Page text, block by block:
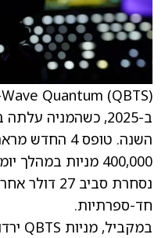
Quantum (QBTS)
ב-2025, כשהמניה
השנה. טופס 4 החדש מראה שסמנכ"ל הכספים
400,000 מניות במהלך יומיים
נסחרת סביב
חד-ספרתיות.
במקביל, מניות QBTS